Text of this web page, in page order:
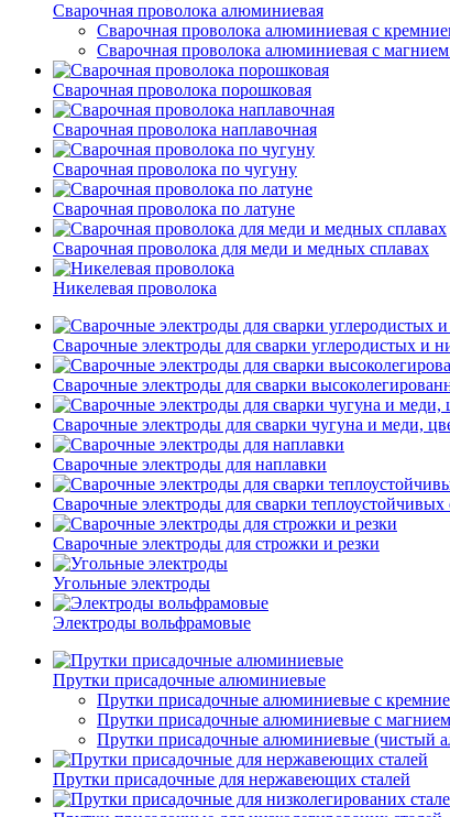
Сварочная проволока алюминиевая
Сварочная проволока алюминиевая с
Сварочная проволока алюминиевая с
Сварочная проволока порошковая
Сварочная проволока наплавочная
Сварочная проволока по чугуну
Сварочная проволока по латуне
Сварочная проволока для меди и медных сплавах
Никелевая проволока
Сварочные электроды для сварки углеродистых и
Сварочные электроды для сварки
Сварочные электроды для сварки чугуна и меди,
Сварочные электроды для наплавки
Сварочные электроды для сварки теплоустойчивых
Сварочные электроды для строжки и резки
Угольные электроды
Электроды вольфрамовые
Прутки присадочные алюминиевые
Прутки присадочные алюминиевые с
Прутки присадочные алюминиевые с
Прутки присадочные алюминиевые (чистый
Прутки присадочные для нержавеющих сталей